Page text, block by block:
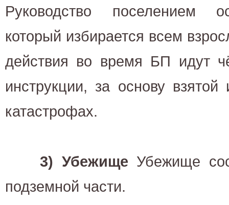
Руководство поселением
который избирается всем
действия во время БП идут
инструкции, за основу
катастрофах.
3) Убежище Убежище
подземной части.